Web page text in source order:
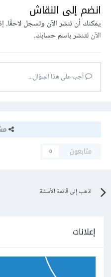
انضم إلى النقاش
يمكنك أن تنشر الآن وتسجل لاحقًا.
الآنلتنشر باسم حسابك.
أجب على هذا السؤال...
متابعون
0
اذهب إلى قائمة الأسئلة
إعلانات